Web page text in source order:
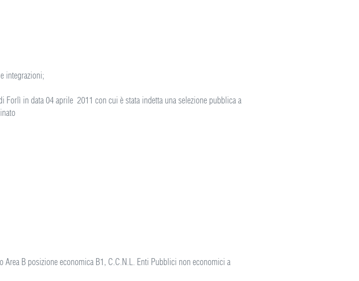
integrazioni;
Forlì in data 04 aprile 2011 con cui è stata indetta una selezione pubblica a
B posizione economica B1, C.C.N.L. Enti Pubblici non economici a